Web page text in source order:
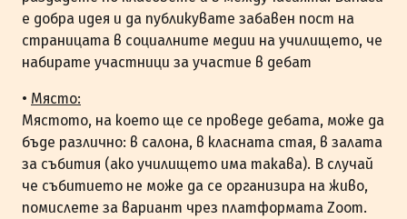
е добра идея и да публикувате забавен пост на
страницата в социалните медии на училището, че
набирате участници за участие в дебат
• Място:
Мястото, на което ще се проведе дебата, може да
бъде различно: в салона, в класната стая, в залата
за събития (ако училището има такава). В случай
че събитието не може да се организира на живо,
помислете за вариант чрез платформата Zoom.